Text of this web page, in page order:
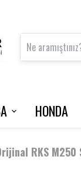
VRS 125
HONDA
RKS M250